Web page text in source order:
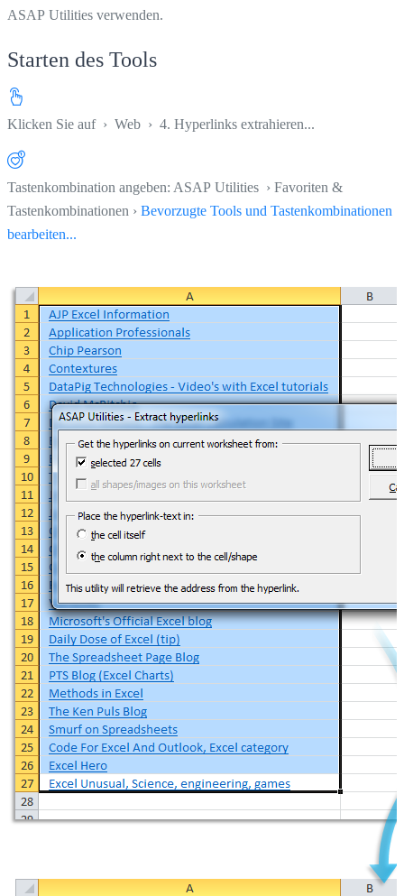
ASAP Utilities verwenden.
Starten des Tools
Klicken Sie auf › Web › 4. Hyperlinks extrahieren...
Tastenkombination angeben: ASAP Utilities › Favoriten &
Tastenkombinationen › Bevorzugte Tools und Tastenkombinationen
bearbeiten...